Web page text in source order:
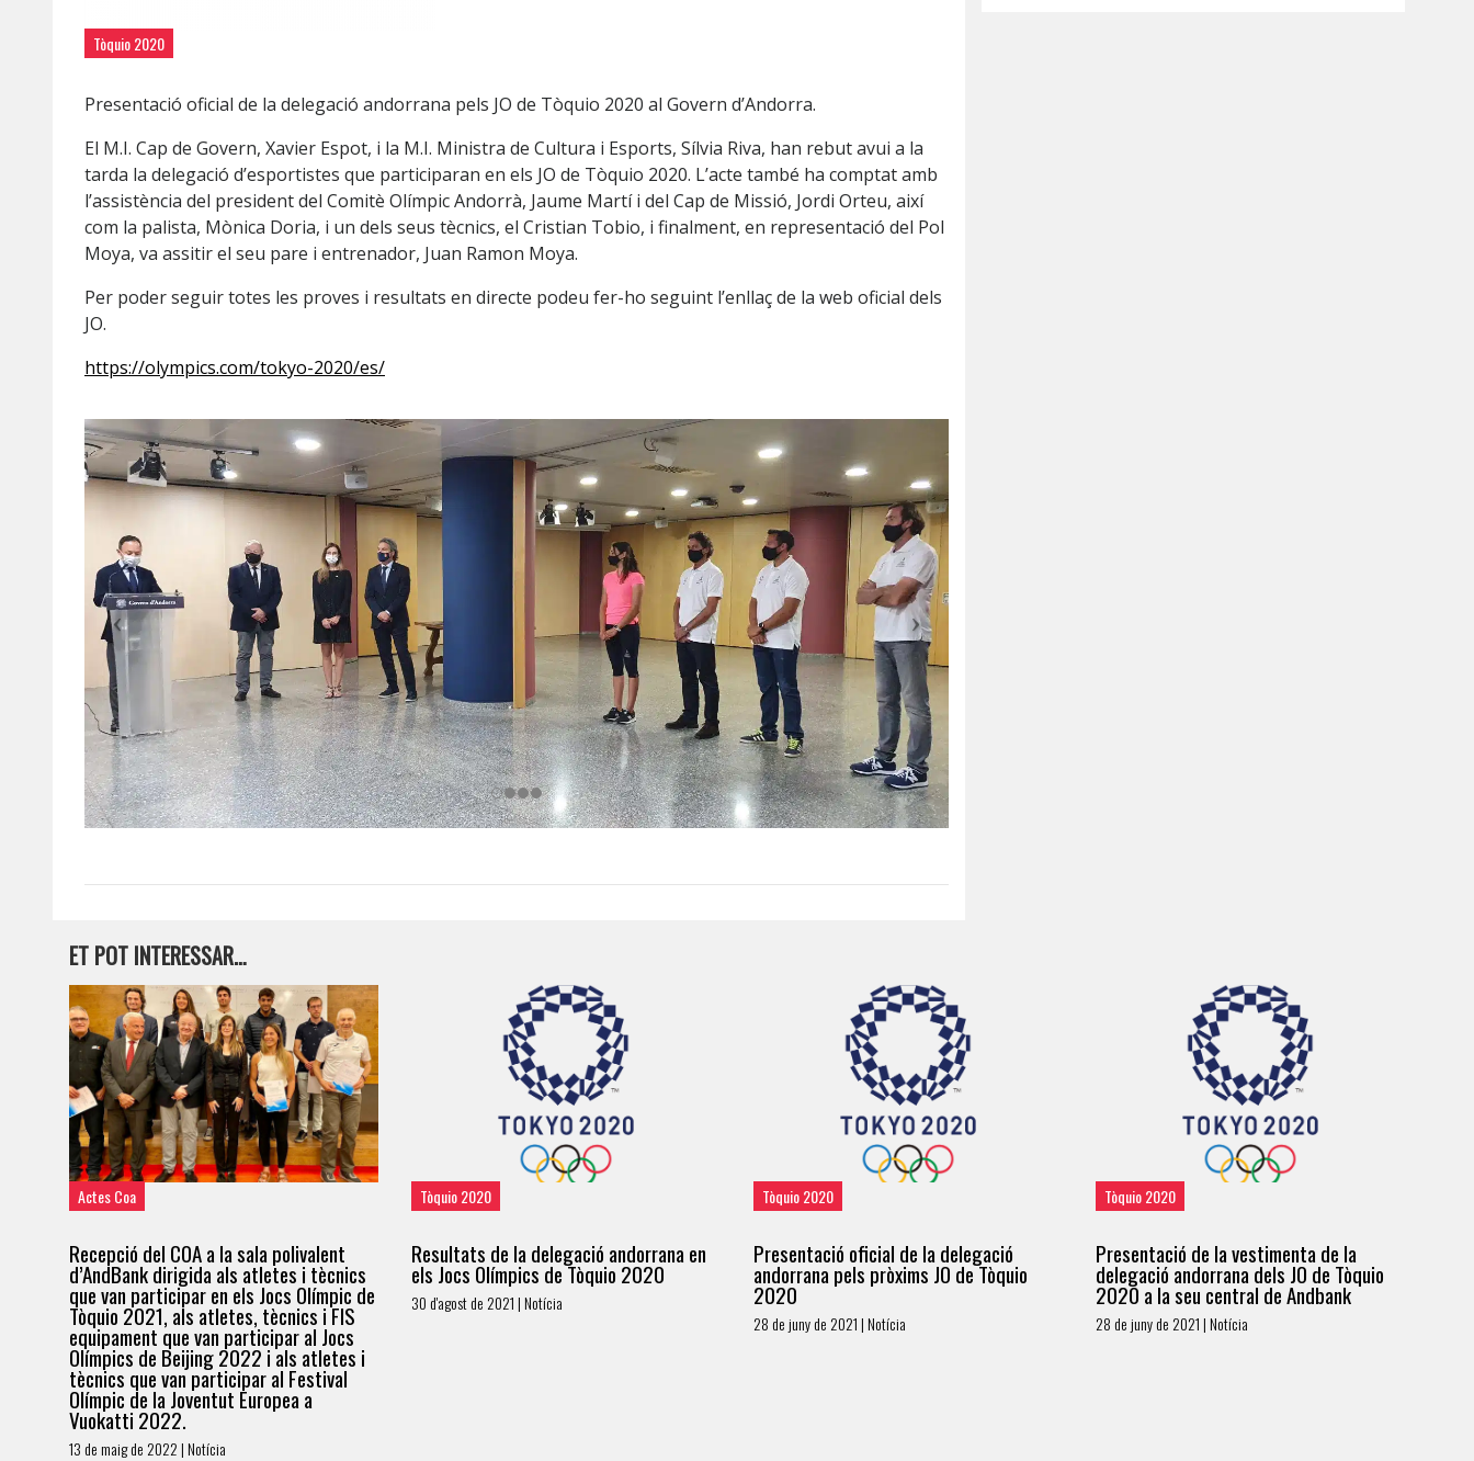
Tòquio 2020
Presentació oficial de la delegació andorrana pels JO de Tòquio 2020 al Govern d’Andorra.
El M.I. Cap de Govern, Xavier Espot, i la M.I. Ministra de Cultura i Esports, Sílvia Riva, han rebut avui a la
tarda la delegació d’esportistes que participaran en els JO de Tòquio 2020. L’acte també ha comptat amb
l’assistència del president del Comitè Olímpic Andorrà, Jaume Martí i del Cap de Missió, Jordi Orteu, així
com la palista, Mònica Doria, i un dels seus tècnics, el Cristian Tobio, i finalment, en representació del Pol
Moya, va assitir el seu pare i entrenador, Juan Ramon Moya.
Per poder seguir totes les proves i resultats en directe podeu fer-ho seguint l’enllaç de la web oficial dels
JO.
https://olympics.com/tokyo-2020/es/
ET POT INTERESSAR…
Actes Coa
Recepció del COA a la sala polivalent
d’AndBank dirigida als atletes i tècnics
que van participar en els Jocs Olímpic de
Tòquio 2021, als atletes, tècnics i FIS
equipament que van participar al Jocs
Olímpics de Beijing 2022 i als atletes i
tècnics que van participar al Festival
Olímpic de la Joventut Europea a
Vuokatti 2022.
13 de maig de 2022 | Notícia
Tòquio 2020
Resultats de la delegació andorrana en
els Jocs Olímpics de Tòquio 2020
30 d'agost de 2021 | Notícia
Tòquio 2020
Presentació oficial de la delegació
andorrana pels pròxims JO de Tòquio
2020
28 de juny de 2021 | Notícia
Tòquio 2020
Presentació de la vestimenta de la
delegació andorrana dels JO de Tòquio
2020 a la seu central de Andbank
28 de juny de 2021 | Notícia